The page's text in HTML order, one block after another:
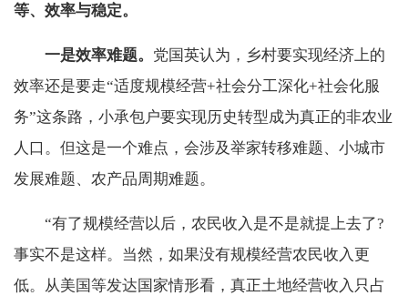
等、效率与稳定。
一是效率难题。 党国英认为，乡村要实现经济上的
效率还是要走“适度规模经营+社会分工深化+社会化服
务”这条路，小承包户要实现历史转型成为真正的非农业
人口。但这是一个难点，会涉及举家转移难题、小城市
发展难题、农产品周期难题。
“有了规模经营以后，农民收入是不是就提上去了?
事实不是这样。当然，如果没有规模经营农民收入更
低。从美国等发达国家情形看，真正土地经营收入只占